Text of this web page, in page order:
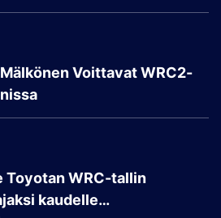
Voittavat WRC2-
Toyotan WRC-tallin
kaudelle…